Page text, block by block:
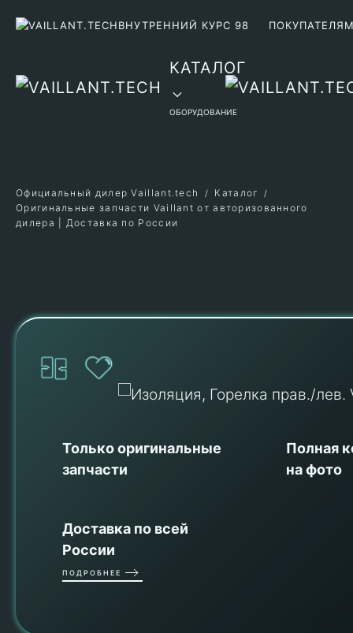
ВНУТРЕННИЙ КУРС 98 ПОКУПАТЕЛЯМ
КАТАЛОГ
ОБОРУДОВАНИЕ
Официальный дилер Vaillant.tech
Каталог
Оригинальные запчасти Vaillant от авторизованного
дилера | Доставка по России
Только оригинальные
запчасти
Полная
на фото
Доставка по всей
России
ПОДРОБНЕЕ